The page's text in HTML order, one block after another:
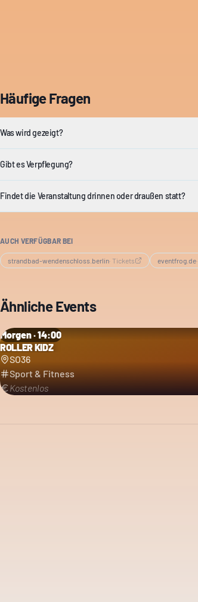
Häufige Fragen
Was wird gezeigt?
Gibt es Verpflegung?
Findet die Veranstaltung drinnen oder draußen statt?
AUCH VERFÜGBAR BEI
strandbad-wendenschloss.berlin· Tickets eventfrog.de·
Ähnliche Events
Morgen · 14:00
ROLLER KIDZ
SO36
Sport & Fitness
Kostenlos